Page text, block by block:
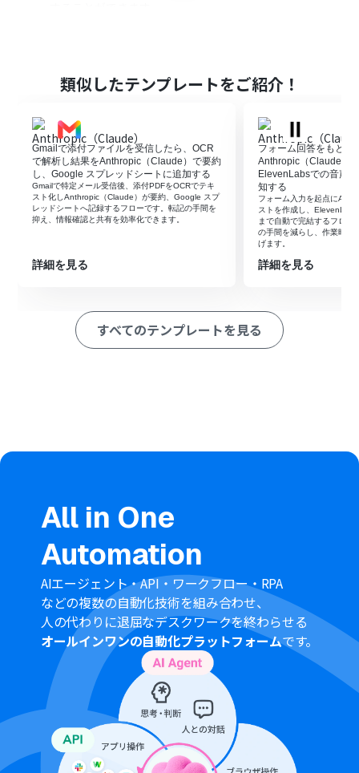
■フローボットの流れ
携します。
次に、トリガーでメールトリガーを選択し、「メールを受
信したら」というアクションを設定します。
続いて、オペレーションでAnthropic（Claude）機能を
選択し、「要約する」アクションを設定して、受信したメ
ール本文の内容を要約します。
最後に、オペレーションでNotionの「レコードを追加す
る」アクションを設定し、要約結果を指定のデータベース
に記録します。
■このワークフローのカスタムポイント
Notionにレコードを追加するアクションでは、記録先の
■注意事項
Anthropic（Claude）とNotionそれぞれとYoomを連携
してください。
類似したテンプレートをご紹介！
Gmailで添付ファイルを受信したら、OCR
で解析し結果をAnthropic（Claude）で要約
し、Google スプレッドシートに追加する
Gmailで特定メール受信後、添付PDFをOCRでテキ
スト化しAnthropic（Claude）が要約、Google スプ
レッドシートへ記録するフローです。転記の手間を
抑え、情報確認と共有を効率化できます。
詳細を見る
フォーム回答をもとに
Anthropic（Claude）
ElevenLabsでの音声
知する
フォーム入力を起点に
ストを作成し、
まで自動で完結するフロー
の手間を減らし、作業時間
げます。
詳細を見る
すべてのテンプレートを見る
All in One
Automation
AIエージェント・API・ワークフロー・RPA
などの複数の自動化技術を組み合わせ、
人の代わりに退屈なデスクワークを終わらせる
オールインワンの自動化プラットフォームです。